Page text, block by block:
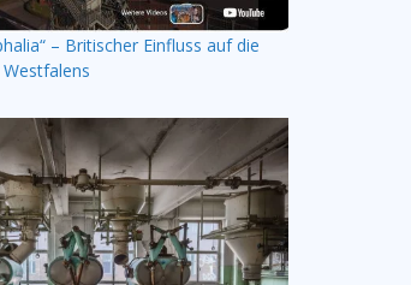
– Britischer Einfluss auf die